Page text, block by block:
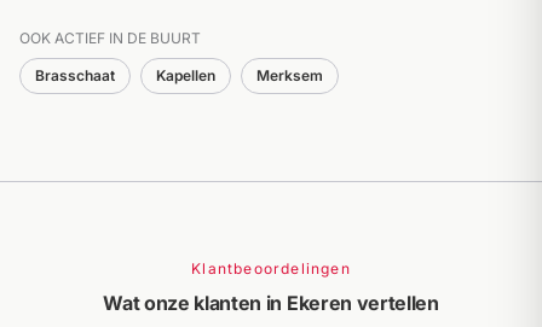
OOK ACTIEF IN DE BUURT
Brasschaat Kapellen Merksem
Klantbeoordelingen
Wat onze klanten in Ekeren vertellen